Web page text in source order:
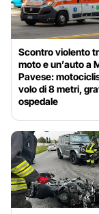
Scontro violento
moto e un’auto a
Pavese:
volo di 8 metri,
ospedale